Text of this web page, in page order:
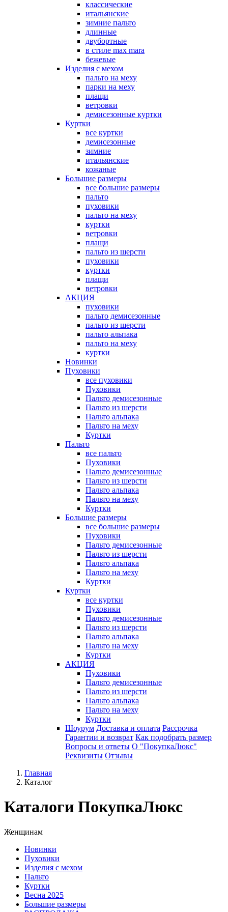
классические
итальянские
зимние пальто
длинные
двубортные
в стиле max mara
бежевые
Изделия с мехом
пальто на меху
парки на меху
плащи
ветровки
демисезонные куртки
Куртки
все куртки
демисезонные
зимние
итальянские
кожаные
Большие размеры
все большие размеры
пальто
пуховики
пальто на меху
куртки
ветровки
плащи
пальто из шерсти
пуховики
куртки
плащи
ветровки
АКЦИЯ
пуховики
пальто демисезонные
пальто из шерсти
пальто альпака
пальто на меху
куртки
Новинки
Пуховики
все пуховики
Пуховики
Пальто демисезонные
Пальто из шерсти
Пальто альпака
Пальто на меху
Куртки
Пальто
все пальто
Пуховики
Пальто демисезонные
Пальто из шерсти
Пальто альпака
Пальто на меху
Куртки
Большие размеры
все большие размеры
Пуховики
Пальто демисезонные
Пальто из шерсти
Пальто альпака
Пальто на меху
Куртки
Куртки
все куртки
Пуховики
Пальто демисезонные
Пальто из шерсти
Пальто альпака
Пальто на меху
Куртки
АКЦИЯ
Пуховики
Пальто демисезонные
Пальто из шерсти
Пальто альпака
Пальто на меху
Куртки
Шоурум Доставка и оплата Рассрочка
Гарантии и возврат Как подобрать размер
Вопросы и ответы О "ПокупкаЛюкс"
Реквизиты Отзывы
Главная
Каталог
Каталоги ПокупкаЛюкс
Женщинам
Новинки
Пуховики
Изделия с мехом
Пальто
Куртки
Весна 2025
Большие размеры